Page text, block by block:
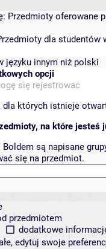
Przedmioty oferowane
dla studentów
języku innym niż polski
opcji
się rejestrować
których istnieje
na które jesteś
Boldem są napisane
się na przedmiot.
przedmiotem
dodatkowe
edytuj swoje